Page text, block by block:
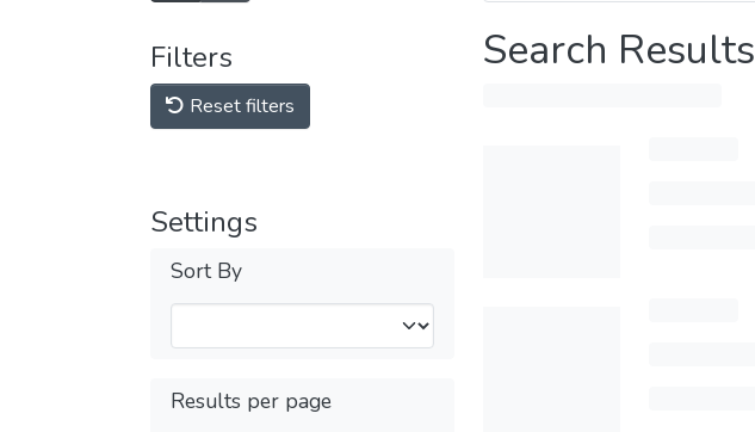
Filters
Reset filters
Settings
Sort By
Results per page
Search Results